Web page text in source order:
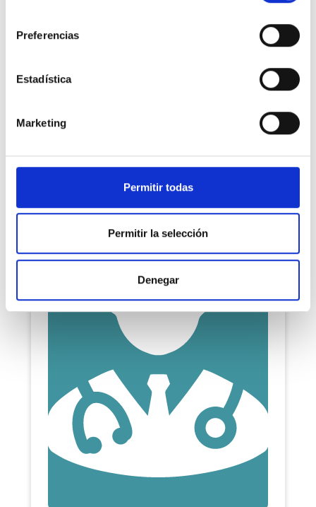
Preferencias
Estadística
Marketing
Permitir todas
Permitir la selección
Denegar